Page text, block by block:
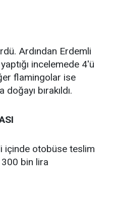
Ardından Erdemli
incelemede 4'ü
flamingolar ise
bırakıldı.
içinde otobüse teslim
bin lira